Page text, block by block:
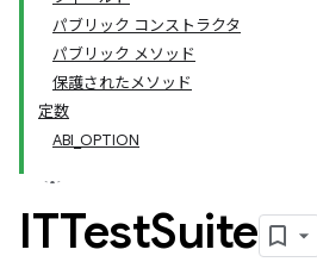
パブリック コンストラクタ
パブリック メソッド
保護されたメソッド
定数
ABI_OPTION
ITTestSuite